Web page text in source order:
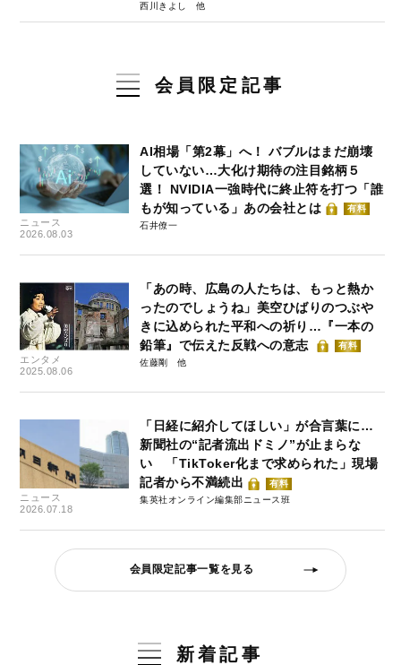
西川きよし
会員限定記事
ニュース
2026.08.03
AI相場「第2幕」へ！ バブルはまだ崩壊
していない…大化け期待の注目銘柄５
選！ NVIDIA一強時代に終止符を打つ「誰
もが知っている」あの会社とは
有料
石井僚一
エンタメ
2025.08.06
「あの時、広島の人たちは、もっと熱か
ったのでしょうね」美空ひばりのつぶや
きに込められた平和への祈り…『一本の
鉛筆』で伝えた反戦への意志
有料
佐藤剛
ニュース
2026.07.18
「日経に紹介してほしい」が合言葉に…
新聞社の“記者流出ドミノ”が止まらな
い 「TikToker化まで求められた」現場
記者から不満続出
有料
集英社オンライン編集部ニュース班
会員限定記事一覧を見る
新着記事